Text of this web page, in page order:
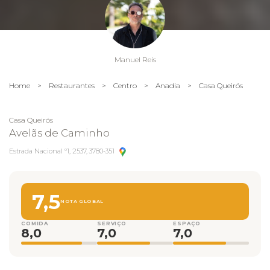
Manuel Reis
Home > Restaurantes > Centro > Anadia > Casa Queirós
Casa Queirós
Avelãs de Caminho
Estrada Nacional º1, 2537, 3780-351
7,5NOTA GLOBAL
COMIDA
8,0
SERVIÇO
7,0
ESPAÇO
7,0